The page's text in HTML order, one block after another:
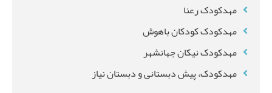
مهدکودک رعنا
مهدکودک کودکان باهوش
مهدکودک نیکان جهانشهر
مهدکودک، پیش دبستانی و دبستان نیاز